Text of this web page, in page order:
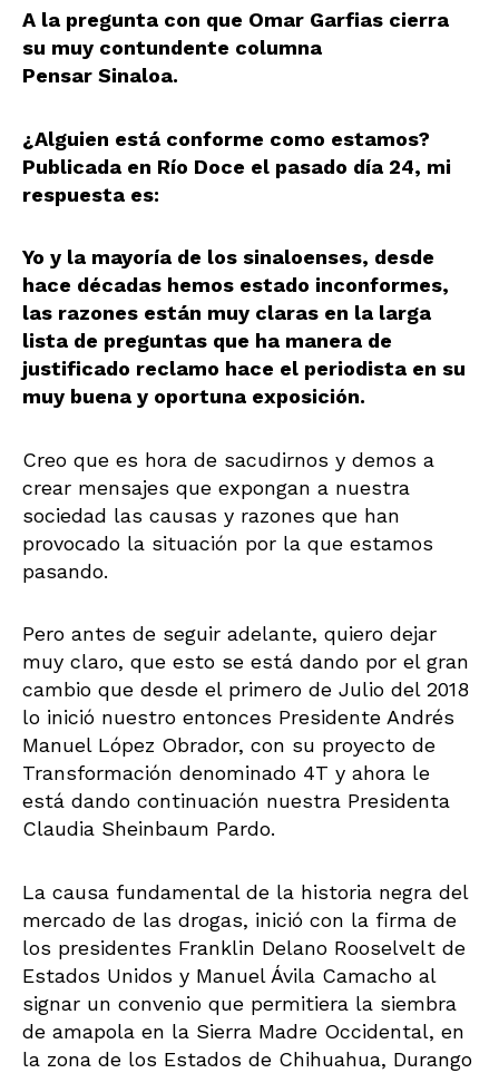
A la pregunta con que Omar Garfias cierra
su muy contundente columna
Pensar Sinaloa.
¿Alguien está conforme como estamos?
Publicada en Río Doce el pasado día 24, mi
respuesta es:
Yo y la mayoría de los sinaloenses, desde
hace décadas hemos estado inconformes,
las razones están muy claras en la larga
lista de preguntas que ha manera de
justificado reclamo hace el periodista en su
muy buena y oportuna exposición.
Creo que es hora de sacudirnos y demos a
crear mensajes que expongan a nuestra
sociedad las causas y razones que han
provocado la situación por la que estamos
pasando.
Pero antes de seguir adelante, quiero dejar
muy claro, que esto se está dando por el gran
cambio que desde el primero de Julio del 2018
lo inició nuestro entonces Presidente Andrés
Manuel López Obrador, con su proyecto de
Transformación denominado 4T y ahora le
está dando continuación nuestra Presidenta
Claudia Sheinbaum Pardo.
La causa fundamental de la historia negra del
mercado de las drogas, inició con la firma de
los presidentes Franklin Delano Rooselvelt de
Estados Unidos y Manuel Ávila Camacho al
signar un convenio que permitiera la siembra
de amapola en la Sierra Madre Occidental, en
la zona de los Estados de Chihuahua, Durango